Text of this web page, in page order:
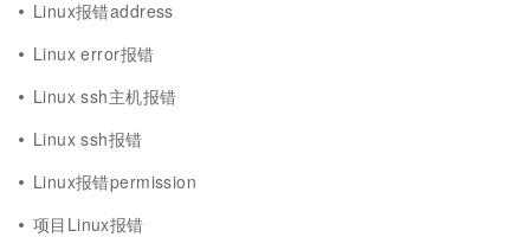
Linux报错address
Linux error报错
Linux ssh主机报错
Linux ssh报错
Linux报错permission
项目Linux报错